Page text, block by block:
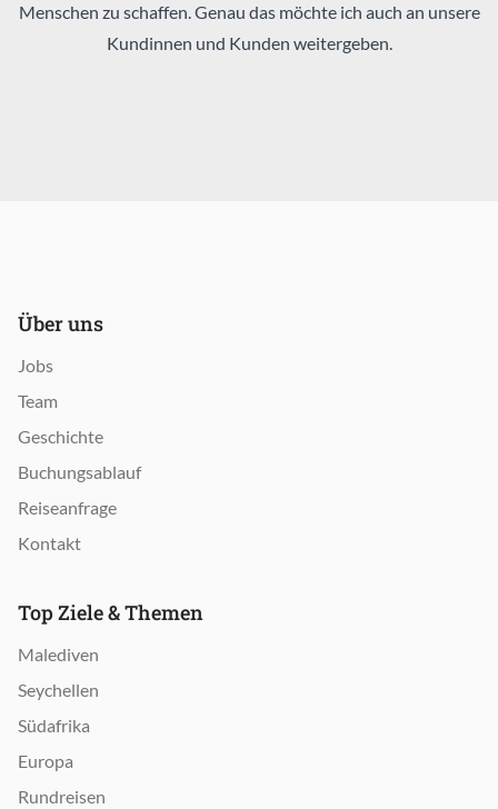
Menschen zu schaffen. Genau das möchte ich auch an unsere
Kundinnen und Kunden weitergeben.
Über uns
Jobs
Team
Geschichte
Buchungsablauf
Reiseanfrage
Kontakt
Top Ziele & Themen
Malediven
Seychellen
Südafrika
Europa
Rundreisen